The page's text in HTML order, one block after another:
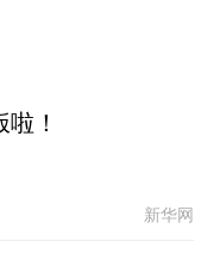
！
新华网